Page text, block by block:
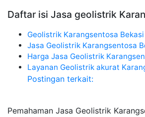
Daftar isi Jasa geolistrik
Geolistrik Karangsentosa Bekasi
Jasa Geolistrik Karangsentosa
Harga Jasa Geolistrik
Layanan Geolistrik akurat
Postingan terkait:
Pemahaman Jasa Geolistrik